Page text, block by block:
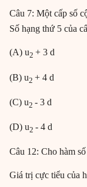
Câu 7: Một cấp số
Số hạng thứ 5 của
(A) u2 + 3 d
(B) u2 + 4 d
(C) u2 - 3 d
(D) u2 - 4 d
Câu 12: Cho hàm
Giá trị cực tiểu của